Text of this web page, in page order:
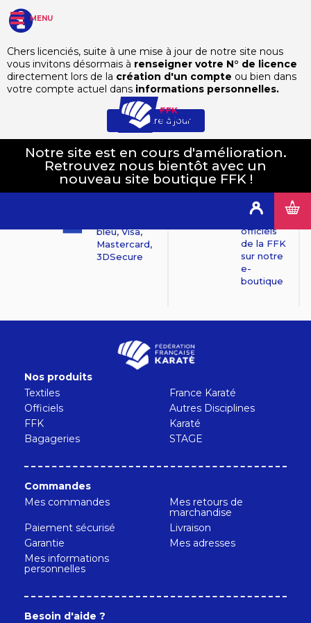
MENU
Chers licenciés, suite à une mise à jour de notre site nous
vous invitons désormais à renseigner votre N° de licence
directement lors de la création d'un compte ou bien dans
votre compte actuel dans informations personnelles.
Mettre à jour
Notre site est en cours d'amélioration.
Retrouvez nous bientôt avec un
nouveau site boutique FFK !
Connexion
Paiements
bleu, Visa,
Mastercard,
3DSecure
Produits
100%
officiels
Tous les
produits
officiels
de la FFK
sur notre
e-
boutique
Nos produits
Textiles
France Karaté
Officiels
Autres Disciplines
FFK
Karaté
Bagageries
STAGE
Commandes
Mes commandes
Mes retours de
marchandise
Paiement sécurisé
Livraison
Garantie
Mes adresses
Mes informations
personnelles
Besoin d'aide ?